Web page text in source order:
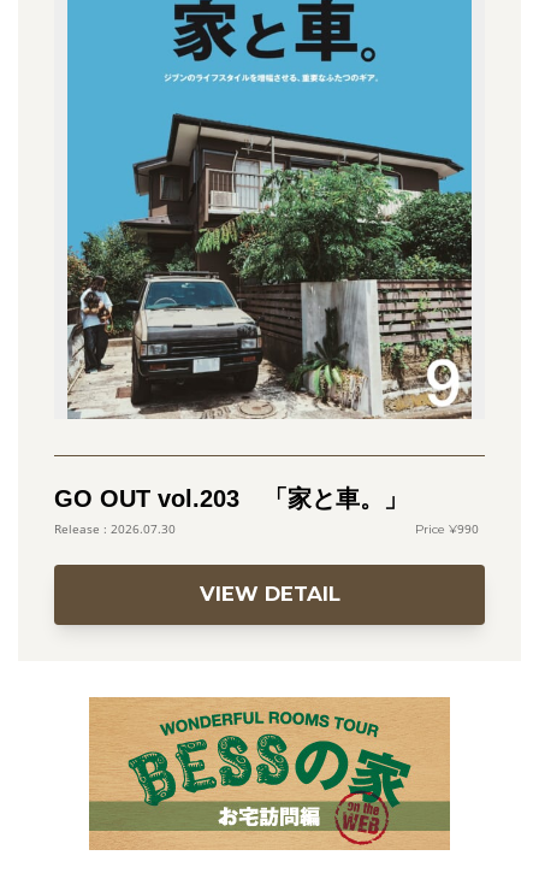
GO OUT vol.203 「家と車。」
2026.07.30 990
VIEW DETAIL